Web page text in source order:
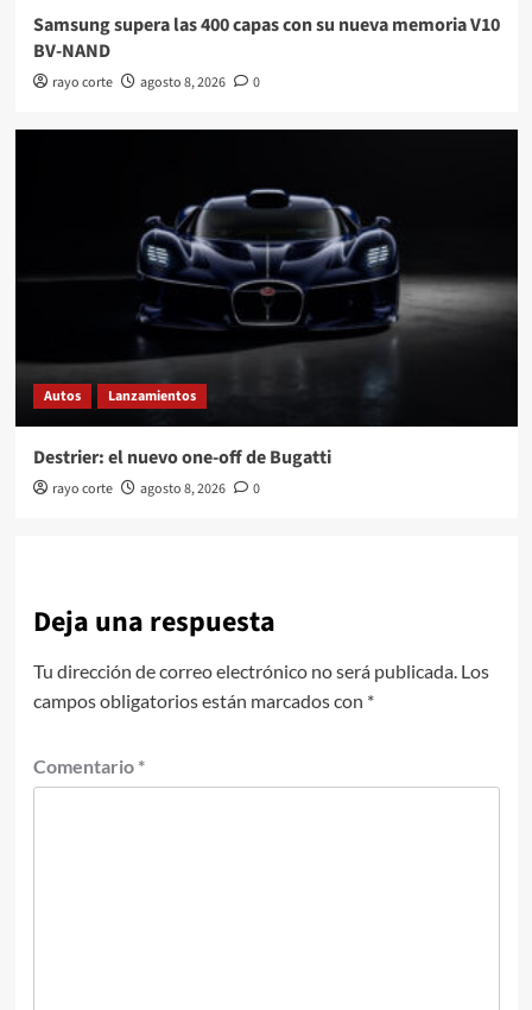
Samsung supera las 400 capas con su nueva memoria V10
BV-NAND
rayo corte agosto 8, 2026 0
Autos Lanzamientos
Destrier: el nuevo one-off de Bugatti
rayo corte agosto 8, 2026 0
Deja una respuesta
Tu dirección de correo electrónico no será publicada. Los
campos obligatorios están marcados con *
Comentario *